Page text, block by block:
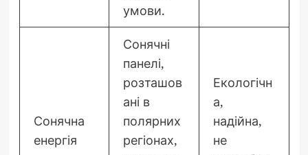
умови.
Сонячна
енергія
Сонячні
панелі,
розташов
ані в
полярних
регіонах,
Екологічн
а,
надійна,
не